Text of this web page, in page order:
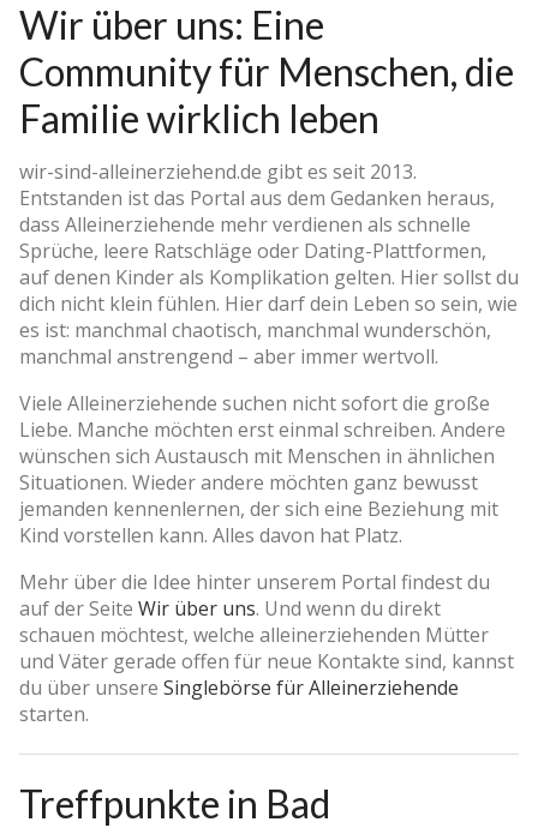
Wir über uns: Eine
Community für Menschen, die
Familie wirklich leben
wir-sind-alleinerziehend.de gibt es seit 2013.
Entstanden ist das Portal aus dem Gedanken heraus,
dass Alleinerziehende mehr verdienen als schnelle
Sprüche, leere Ratschläge oder Dating-Plattformen,
auf denen Kinder als Komplikation gelten. Hier sollst du
dich nicht klein fühlen. Hier darf dein Leben so sein, wie
es ist: manchmal chaotisch, manchmal wunderschön,
manchmal anstrengend – aber immer wertvoll.
Viele Alleinerziehende suchen nicht sofort die große
Liebe. Manche möchten erst einmal schreiben. Andere
wünschen sich Austausch mit Menschen in ähnlichen
Situationen. Wieder andere möchten ganz bewusst
jemanden kennenlernen, der sich eine Beziehung mit
Kind vorstellen kann. Alles davon hat Platz.
Mehr über die Idee hinter unserem Portal findest du
auf der Seite Wir über uns. Und wenn du direkt
schauen möchtest, welche alleinerziehenden Mütter
und Väter gerade offen für neue Kontakte sind, kannst
du über unsere Singlebörse für Alleinerziehende
starten.
Treffpunkte in Bad